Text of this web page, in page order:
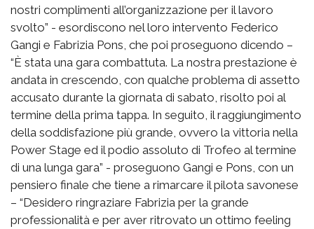
nostri complimenti all’organizzazione per il lavoro
svolto” - esordiscono nel loro intervento Federico
Gangi e Fabrizia Pons, che poi proseguono dicendo –
“È stata una gara combattuta. La nostra prestazione è
andata in crescendo, con qualche problema di assetto
accusato durante la giornata di sabato, risolto poi al
termine della prima tappa. In seguito, il raggiungimento
della soddisfazione più grande, ovvero la vittoria nella
Power Stage ed il podio assoluto di Trofeo al termine
di una lunga gara” - proseguono Gangi e Pons, con un
pensiero finale che tiene a rimarcare il pilota savonese
– “Desidero ringraziare Fabrizia per la grande
professionalità e per aver ritrovato un ottimo feeling